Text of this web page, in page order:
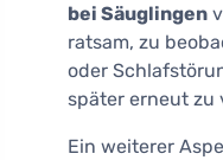
bei Säuglingen
ratsam, zu
oder
später erneut zu
Ein weiterer